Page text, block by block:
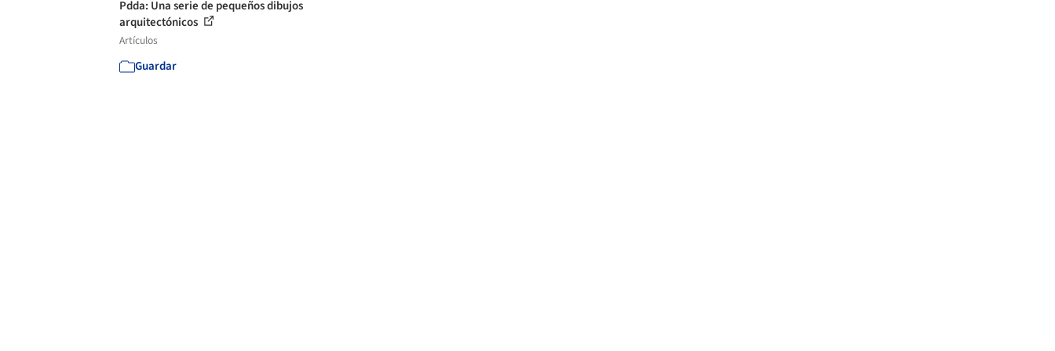
Pdda: Una serie de pequeños dibujos
arquitectónicos
Artículos
Guardar